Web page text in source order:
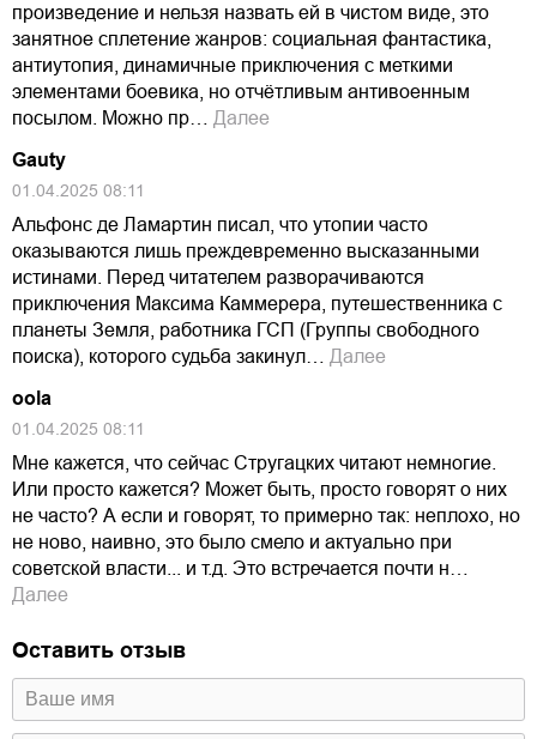
произведение и нельзя назвать ей в чистом виде, это
занятное сплетение жанров: социальная фантастика,
антиутопия, динамичные приключения с меткими
элементами боевика, но отчётливым антивоенным
посылом. Можно пр…
Далее
Gauty
01.04.2025 08:11
Альфонс де Ламартин писал, что утопии часто
оказываются лишь преждевременно высказанными
истинами. Перед читателем разворачиваются
приключения Максима Каммерера, путешественника с
планеты Земля, работника ГСП (Группы свободного
поиска), которого судьба закинул…
Далее
oola
01.04.2025 08:11
Мне кажется, что сейчас Стругацких читают немногие.
Или просто кажется? Может быть, просто говорят о них
не часто? А если и говорят, то примерно так: неплохо, но
не ново, наивно, это было смело и актуально при
советской власти... и т.д. Это встречается почти н…
Далее
Оставить отзыв